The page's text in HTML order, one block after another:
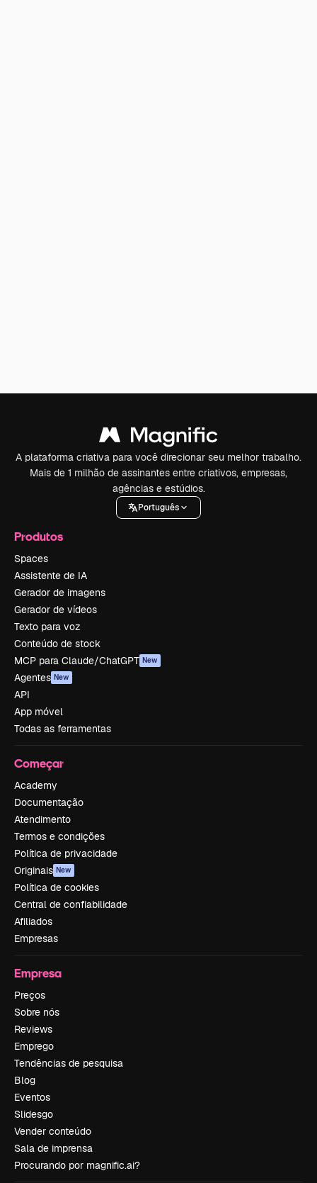
A plataforma criativa para você direcionar seu melhor trabalho.
Mais de 1 milhão de assinantes entre criativos, empresas,
agências e estúdios.
Português
Produtos
Spaces
Assistente de IA
Gerador de imagens
Gerador de vídeos
Texto para voz
Conteúdo de stock
MCP para Claude/ChatGPT New
Agentes New
API
App móvel
Todas as ferramentas
Começar
Academy
Documentação
Atendimento
Termos e condições
Política de privacidade
Originais New
Política de cookies
Central de confiabilidade
Afiliados
Empresas
Empresa
Preços
Sobre nós
Reviews
Emprego
Tendências de pesquisa
Blog
Eventos
Slidesgo
Vender conteúdo
Sala de imprensa
Procurando por magnific.ai?